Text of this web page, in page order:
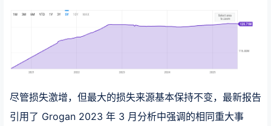
尽管损失激增，但最大的损失来源基本保持不变，最新报告
引用了 Grogan 2023 年 3 月分析中强调的相同重大事